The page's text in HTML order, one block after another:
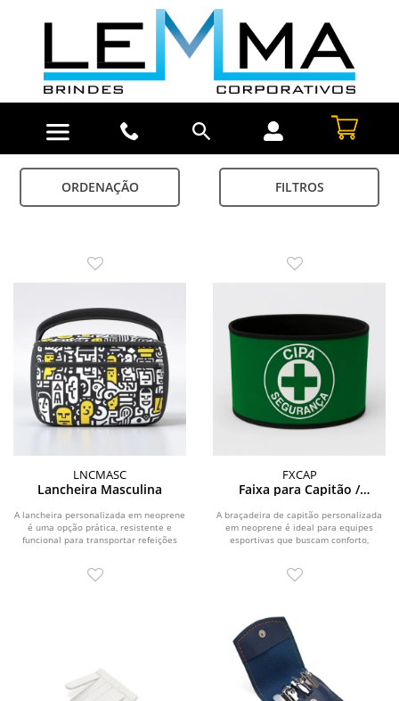
ORDENAÇÃO FILTROS
LNCMASC
Lancheira Masculina
A lancheira personalizada em neoprene
é uma opção prática, resistente e
funcional para transportar refeições
FXCAP
Faixa para Capitão /
A braçadeira de capitão personalizada
em neoprene é ideal para equipes
esportivas que buscam conforto,